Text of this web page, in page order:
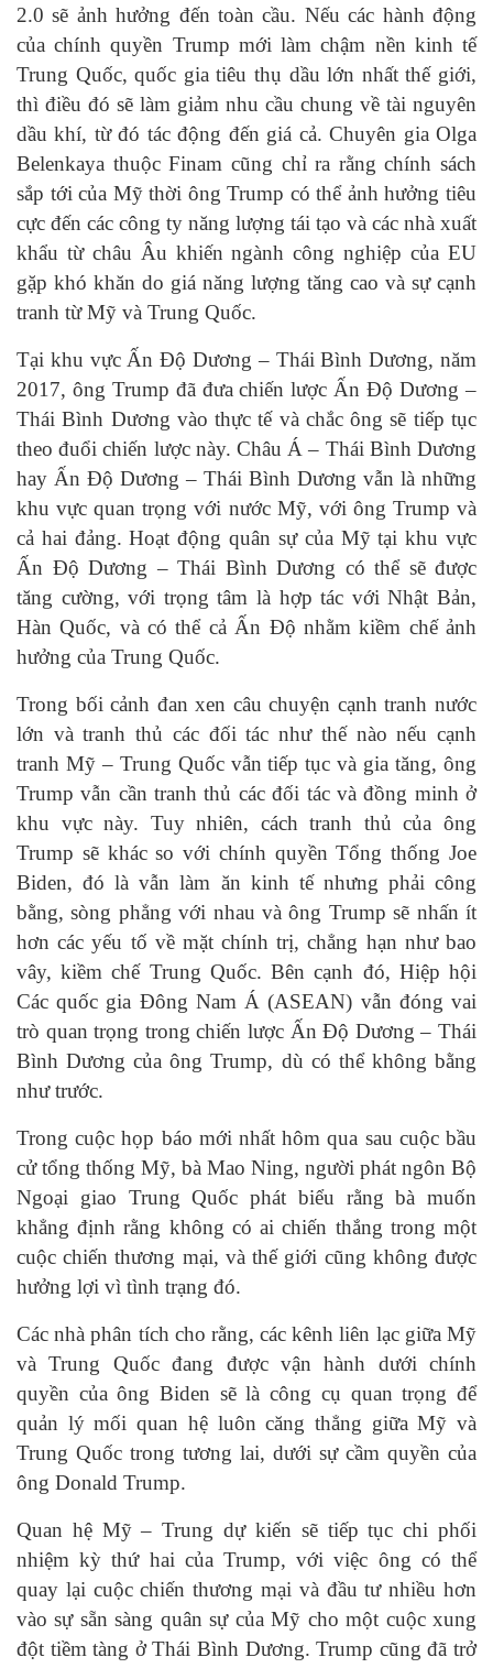
2.0 sẽ ảnh hưởng đến toàn cầu. Nếu các hành động
của chính quyền Trump mới làm chậm nền kinh tế
Trung Quốc, quốc gia tiêu thụ dầu lớn nhất thế giới,
thì điều đó sẽ làm giảm nhu cầu chung về tài nguyên
dầu khí, từ đó tác động đến giá cả. Chuyên gia Olga
Belenkaya thuộc Finam cũng chỉ ra rằng chính sách
sắp tới của Mỹ thời ông Trump có thể ảnh hưởng tiêu
cực đến các công ty năng lượng tái tạo và các nhà xuất
khẩu từ châu Âu khiến ngành công nghiệp của EU
gặp khó khăn do giá năng lượng tăng cao và sự cạnh
tranh từ Mỹ và Trung Quốc.
Tại khu vực Ấn Độ Dương – Thái Bình Dương, năm
2017, ông Trump đã đưa chiến lược Ấn Độ Dương –
Thái Bình Dương vào thực tế và chắc ông sẽ tiếp tục
theo đuổi chiến lược này. Châu Á – Thái Bình Dương
hay Ấn Độ Dương – Thái Bình Dương vẫn là những
khu vực quan trọng với nước Mỹ, với ông Trump và
cả hai đảng. Hoạt động quân sự của Mỹ tại khu vực
Ấn Độ Dương – Thái Bình Dương có thể sẽ được
tăng cường, với trọng tâm là hợp tác với Nhật Bản,
Hàn Quốc, và có thể cả Ấn Độ nhằm kiềm chế ảnh
hưởng của Trung Quốc.
Trong bối cảnh đan xen câu chuyện cạnh tranh nước
lớn và tranh thủ các đối tác như thế nào nếu cạnh
tranh Mỹ – Trung Quốc vẫn tiếp tục và gia tăng, ông
Trump vẫn cần tranh thủ các đối tác và đồng minh ở
khu vực này. Tuy nhiên, cách tranh thủ của ông
Trump sẽ khác so với chính quyền Tổng thống Joe
Biden, đó là vẫn làm ăn kinh tế nhưng phải công
bằng, sòng phẳng với nhau và ông Trump sẽ nhấn ít
hơn các yếu tố về mặt chính trị, chẳng hạn như bao
vây, kiềm chế Trung Quốc. Bên cạnh đó, Hiệp hội
Các quốc gia Đông Nam Á (ASEAN) vẫn đóng vai
trò quan trọng trong chiến lược Ấn Độ Dương – Thái
Bình Dương của ông Trump, dù có thể không bằng
như trước.
Trong cuộc họp báo mới nhất hôm qua sau cuộc bầu
cử tổng thống Mỹ, bà Mao Ning, người phát ngôn Bộ
Ngoại giao Trung Quốc phát biểu rằng bà muốn
khẳng định rằng không có ai chiến thắng trong một
cuộc chiến thương mại, và thế giới cũng không được
hưởng lợi vì tình trạng đó.
Các nhà phân tích cho rằng, các kênh liên lạc giữa Mỹ
và Trung Quốc đang được vận hành dưới chính
quyền của ông Biden sẽ là công cụ quan trọng để
quản lý mối quan hệ luôn căng thẳng giữa Mỹ và
Trung Quốc trong tương lai, dưới sự cầm quyền của
ông Donald Trump.
Quan hệ Mỹ – Trung dự kiến sẽ tiếp tục chi phối
nhiệm kỳ thứ hai của Trump, với việc ông có thể
quay lại cuộc chiến thương mại và đầu tư nhiều hơn
vào sự sẵn sàng quân sự của Mỹ cho một cuộc xung
đột tiềm tàng ở Thái Bình Dương. Trump cũng đã trở